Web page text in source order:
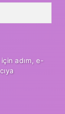
adım, e-